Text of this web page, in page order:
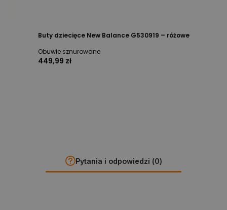
Buty dziecięce New Balance G530919 – różowe
Obuwie sznurowane
449,99 zł
Pytania i odpowiedzi (0)